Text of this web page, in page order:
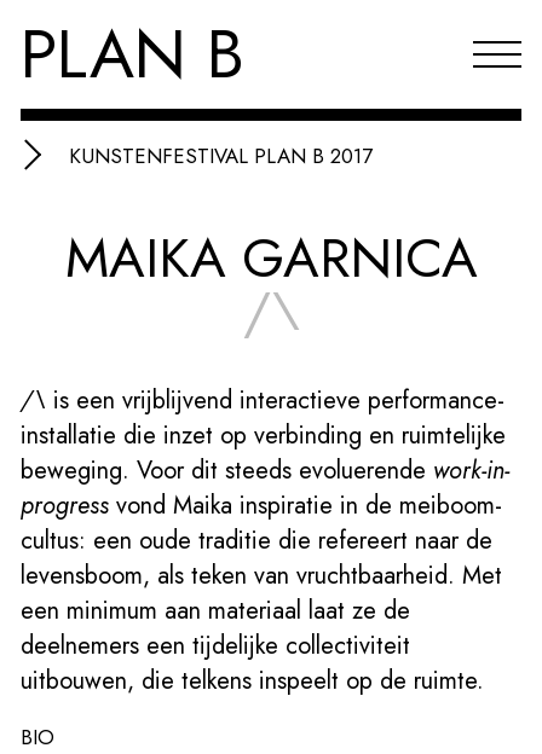
PLAN B
Agenda
Reflecties & publicaties
Index
EN
KUNSTENFESTIVAL PLAN B 2017
MAIKA GARNICA
/\
/\ is een vrijblijvend interactieve performance-
installatie die inzet op verbinding en ruimtelijke
beweging. Voor dit steeds evoluerende work-in-
progress vond Maika inspiratie in de meiboom-
cultus: een oude traditie die refereert naar de
levensboom, als teken van vruchtbaarheid. Met
een minimum aan materiaal laat ze de
deelnemers een tijdelijke collectiviteit
uitbouwen, die telkens inspeelt op de ruimte.
BIO